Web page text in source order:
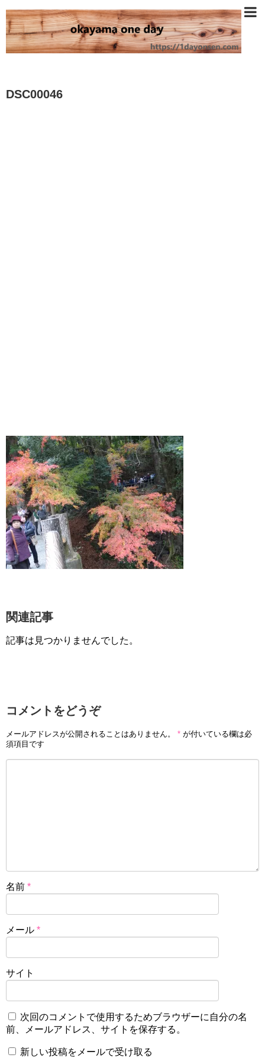
DSC00046
関連記事
記事は見つかりませんでした。
コメントをどうぞ
メールアドレスが公開されることはありません。 * が付いている欄は必
須項目です
名前 *
メール *
サイト
次回のコメントで使用するためブラウザーに自分の名
前、メールアドレス、サイトを保存する。
新しい投稿をメールで受け取る